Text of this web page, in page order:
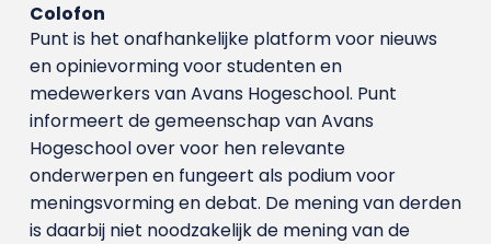
Colofon
Punt is het onafhankelijke platform voor nieuws
en opinievorming voor studenten en
medewerkers van Avans Hoge­school. Punt
informeert de gemeenschap van Avans
Hogeschool over voor hen relevante
onderwerpen en fungeert als podium voor
meningsvorming en debat. De mening van derden
is daarbij niet noodzakelijk de mening van de